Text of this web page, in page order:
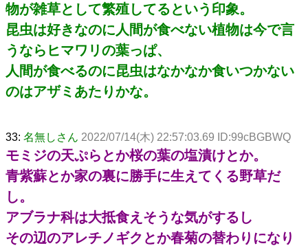
物が雑草として繁殖してるという印象。
昆虫は好きなのに人間が食べない植物は今で言
うならヒマワリの葉っぱ、
人間が食べるのに昆虫はなかなか食いつかない
のはアザミあたりかな。
33: 名無しさん 2022/07/14(木) 22:57:03.69 ID:99cBGBWQ
モミジの天ぷらとか桜の葉の塩漬けとか。
青紫蘇とか家の裏に勝手に生えてくる野草だ
し。
アブラナ科は大抵食えそうな気がするし
その辺のアレチノギクとか春菊の替わりになり